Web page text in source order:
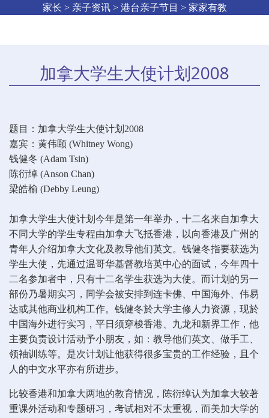
家长 > 亲子资讯 > 港台亲子节目 > 家家有教
加拿大学生大使计划2008
题目：加拿大学生大使计划2008
嘉宾：黄伟颐 (Whitney Wong)
钱健冬 (Adam Tsin)
陈衍绰 (Anson Chan)
梁皓榆 (Debby Leung)
加拿大学生大使计划今年是第一年举办，十二名来自加拿大
不同大学的学生专程由加拿大飞抵香港，以向香港及广州的
青年人介绍加拿大文化及教导他们英文。钱健冬指要获选为
学生大使，先通过温哥华基督教培英中心的面试，今年四十
二名参加者中，只有十二名学生获选为大使。而计划的另一
部份乃暑期实习，同学会被安排到连卡佛、中国海外、伟易
达或其他商业机构工作。钱健冬於大学主修人力资源，现於
中国海外进行实习，平日须穿梭香港、九龙和新界工作，他
主要负责设计活动予小朋友，如：教导他们英文、做手工、
领袖训练等。是次计划让他获得很多宝贵的工作经验，且个
人的中文水平亦有所进步。
比较香港和加拿大两地的教育情况，陈衍绰认为加拿大较著
重课外活动和专题研习，考试相对不太重视，而美加大学的